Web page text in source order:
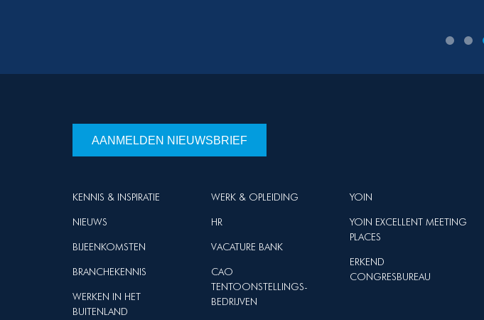
AANMELDEN NIEUWSBRIEF
KENNIS & INSPIRATIE
NIEUWS
BIJEENKOMSTEN
BRANCHEKENNIS
WERKEN IN HET
BUITENLAND
WERK & OPLEIDING
HR
VACATURE BANK
CAO
TENTOONSTELLINGS-
BEDRIJVEN
YOIN
YOIN EXCELLENT MEETING
PLACES
ERKEND
CONGRESBUREAU